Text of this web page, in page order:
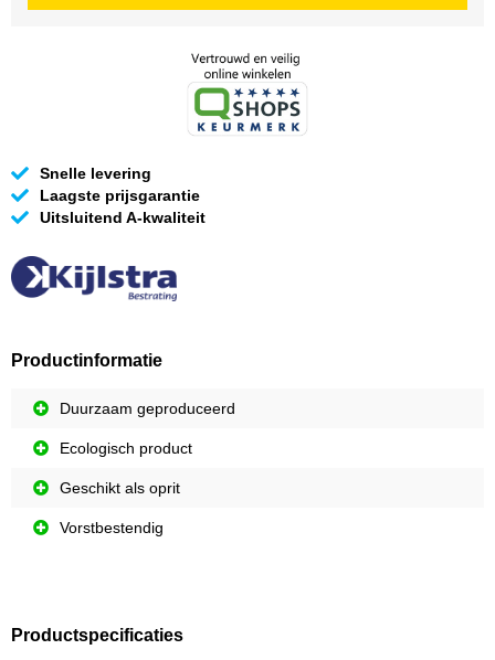
Snelle levering
Laagste prijsgarantie
Uitsluitend A-kwaliteit
Productinformatie
Duurzaam geproduceerd
Ecologisch product
Geschikt als oprit
Vorstbestendig
Productspecificaties